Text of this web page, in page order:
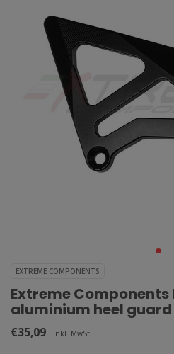
EXTREME COMPONENTS
Extreme Components
aluminium heel
€35,09 Inkl. MwSt.